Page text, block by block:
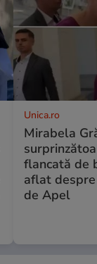
Unica.ro
Mirabela
flancată de
aflat
de Apel